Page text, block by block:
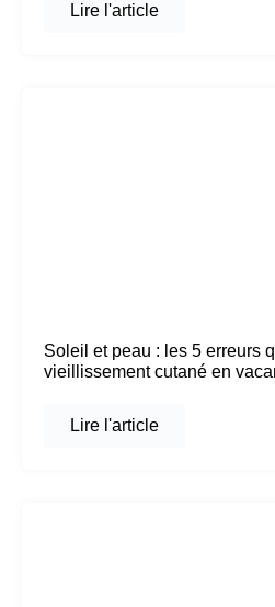
Lire l'article
Soleil et peau : les 5 erreurs
vieillissement cutané en
Lire l'article